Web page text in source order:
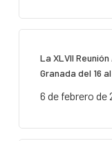
La XLVII
Granada del 16
6 de febrero de